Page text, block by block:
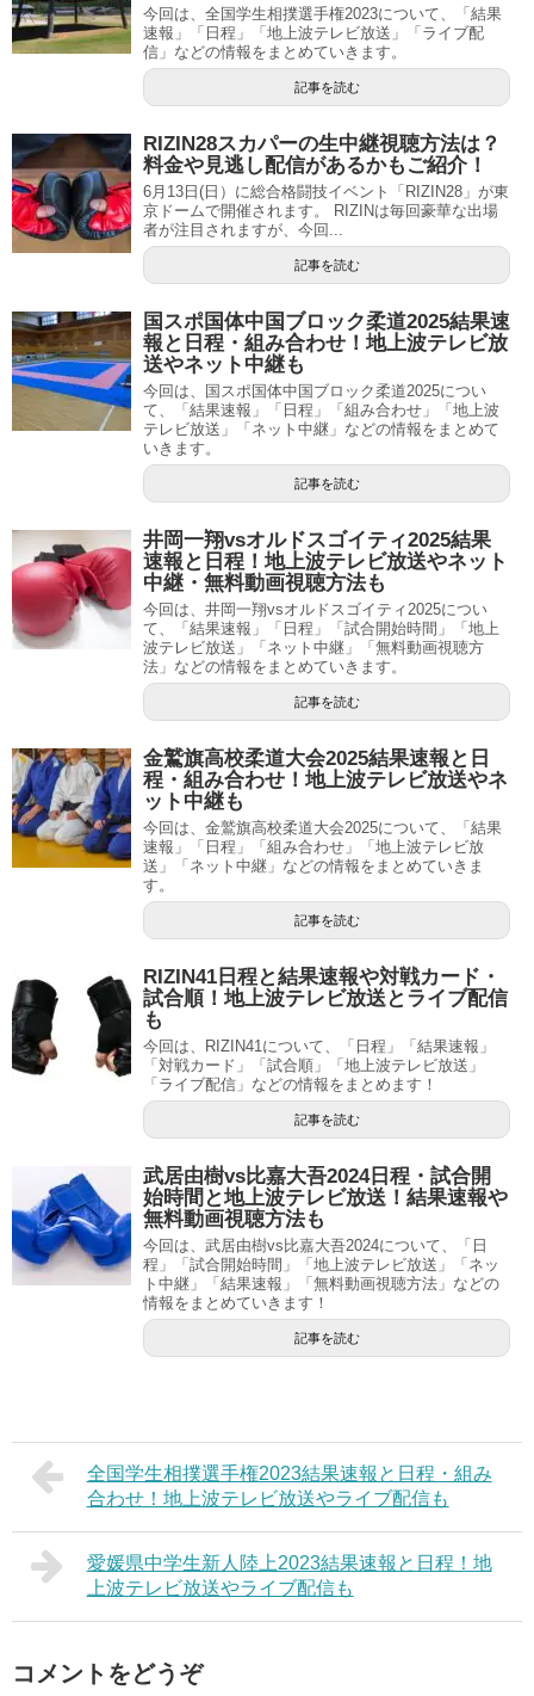
今回は、全国学生相撲選手権2023について、「結果
速報」「日程」「地上波テレビ放送」「ライブ配
信」などの情報をまとめていきます。
記事を読む
RIZIN28スカパーの生中継視聴方法は？
料金や見逃し配信があるかもご紹介！
6月13日(日）に総合格闘技イベント「RIZIN28」が東
京ドームで開催されます。 RIZINは毎回豪華な出場
者が注目されますが、今回...
記事を読む
国スポ国体中国ブロック柔道2025結果速
報と日程・組み合わせ！地上波テレビ放
送やネット中継も
今回は、国スポ国体中国ブロック柔道2025につい
て、「結果速報」「日程」「組み合わせ」「地上波
テレビ放送」「ネット中継」などの情報をまとめて
いきます。
記事を読む
井岡一翔vsオルドスゴイティ2025結果
速報と日程！地上波テレビ放送やネット
中継・無料動画視聴方法も
今回は、井岡一翔vsオルドスゴイティ2025につい
て、「結果速報」「日程」「試合開始時間」「地上
波テレビ放送」「ネット中継」「無料動画視聴方
法」などの情報をまとめていきます。
記事を読む
金鷲旗高校柔道大会2025結果速報と日
程・組み合わせ！地上波テレビ放送やネ
ット中継も
今回は、金鷲旗高校柔道大会2025について、「結果
速報」「日程」「組み合わせ」「地上波テレビ放
送」「ネット中継」などの情報をまとめていきま
す。
記事を読む
RIZIN41日程と結果速報や対戦カード・
試合順！地上波テレビ放送とライブ配信
も
今回は、RIZIN41について、「日程」「結果速報」
「対戦カード」「試合順」「地上波テレビ放送」
「ライブ配信」などの情報をまとめます！
記事を読む
武居由樹vs比嘉大吾2024日程・試合開
始時間と地上波テレビ放送！結果速報や
無料動画視聴方法も
今回は、武居由樹vs比嘉大吾2024について、「日
程」「試合開始時間」「地上波テレビ放送」「ネッ
ト中継」「結果速報」「無料動画視聴方法」などの
情報をまとめていきます！
記事を読む
全国学生相撲選手権2023結果速報と日程・組み
合わせ！地上波テレビ放送やライブ配信も
愛媛県中学生新人陸上2023結果速報と日程！地
上波テレビ放送やライブ配信も
コメントをどうぞ